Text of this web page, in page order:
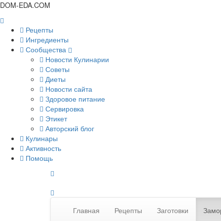
DOM-EDA.COM
Рецепты
Ингредиенты
Сообщества
Новости Кулинарии
Советы
Диеты
Новости сайта
Здоровое питание
Сервировка
Этикет
Авторский блог
Кулинары
Активность
Помощь
Главная Рецепты Заготовки